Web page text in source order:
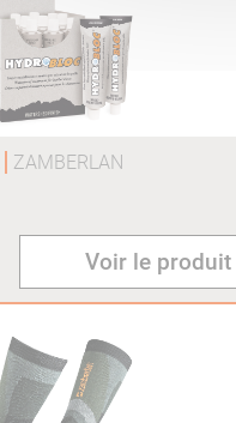
ZAMBERLAN
Voir le produit